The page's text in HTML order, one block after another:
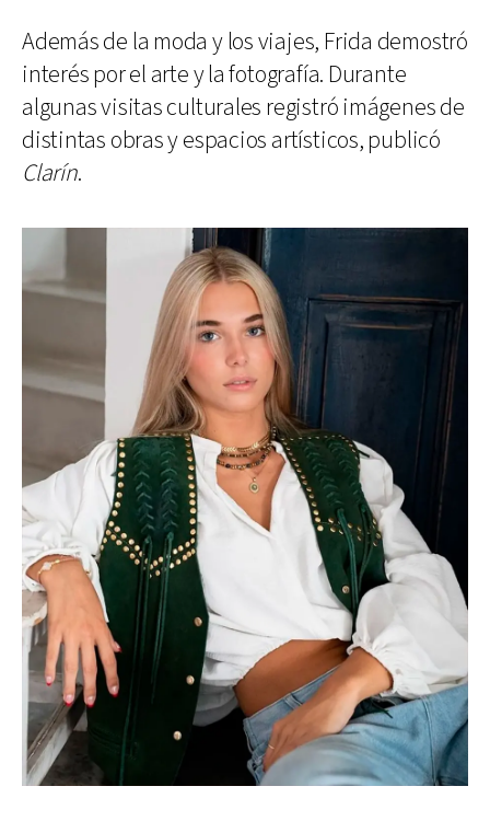
Además de la moda y los viajes, Frida demostró
interés por el arte y la fotografía. Durante
algunas visitas culturales registró imágenes de
distintas obras y espacios artísticos, publicó
Clarín.